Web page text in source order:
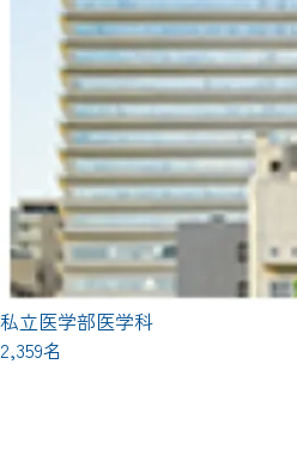
私立医学部医学科
2,359名